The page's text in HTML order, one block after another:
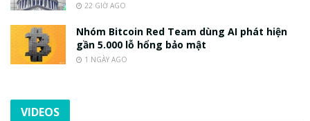
22 GIỜ AGO
Nhóm Bitcoin Red Team dùng AI phát hiện
gần 5.000 lỗ hổng bảo mật
1 NGÀY AGO
VIDEOS